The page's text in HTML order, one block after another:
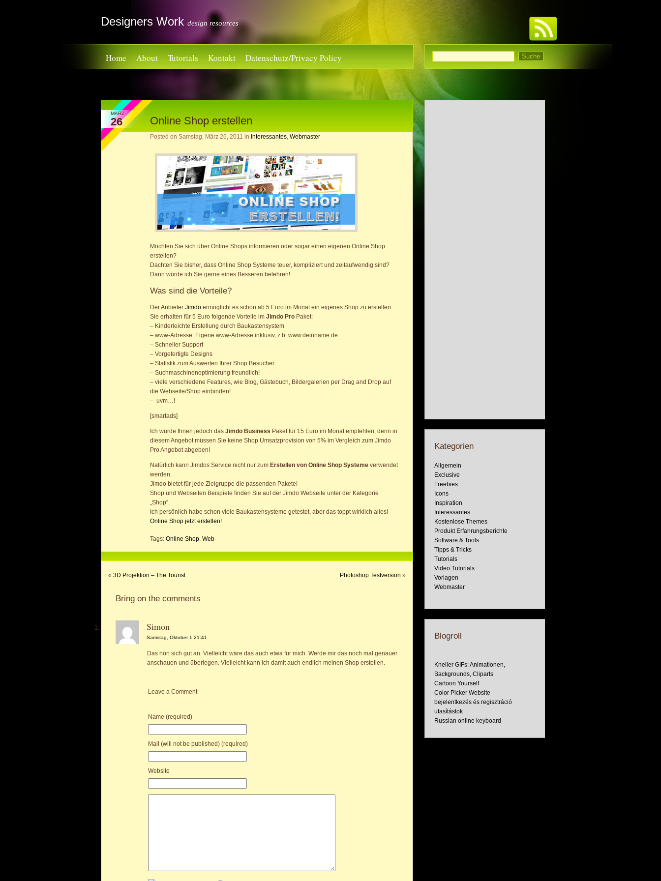
Designers Work design resources
Home About Tutorials Kontakt Datenschutz/Privacy Policy
MÄRZ
26 Online Shop erstellen
Posted on Samstag, März 26, 2011 in Interessantes, Webmaster
Möchten Sie sich über Online Shops informieren oder sogar einen eigenen Online Shop
erstellen?
Dachten Sie bisher, dass Online Shop Systeme teuer, kompliziert und zeitaufwendig sind?
Dann würde ich Sie gerne eines Besseren belehren!
Was sind die Vorteile?
Der Anbieter Jimdo ermöglicht es schon ab 5 Euro im Monat ein eigenes Shop zu erstellen.
Sie erhalten für 5 Euro folgende Vorteile im Jimdo Pro Paket:
– Kinderleichte Erstellung durch Baukastensystem
– www-Adresse. Eigene www-Adresse inklusiv, z.b. www.deinname.de
– Schneller Support
– Vorgefertigte Designs
– Statistik zum Auswerten Ihrer Shop Besucher
– Suchmaschinenoptimierung freundlich!
– viele verschiedene Features, wie Blog, Gästebuch, Bildergalerien per Drag and Drop auf
die Webseite/Shop einbinden!
– uvm…!
[smartads]
Ich würde Ihnen jedoch das Jimdo Business Paket für 15 Euro im Monat empfehlen, denn in
diesem Angebot müssen Sie keine Shop Umsatzprovision von 5% im Vergleich zum Jimdo
Pro Angebot abgeben!
Natürlich kann Jimdos Service nicht nur zum Erstellen von Online Shop Systeme verwendet
werden.
Jimdo bietet für jede Zielgruppe die passenden Pakete!
Shop und Webseiten Beispiele finden Sie auf der Jimdo Webseite unter der Kategorie
„Shop“.
Ich persönlich habe schon viele Baukastensysteme getestet, aber das toppt wirklich alles!
Online Shop jetzt erstellen!
Tags: Online Shop, Web
« 3D Projektion – The Tourist Photoshop Testversion »
Bring on the comments
Simon
Samstag, Oktober 1 21:41
Das hört sich gut an. Vielleicht wäre das auch etwa für mich. Werde mir das noch mal genauer
anschauen und überlegen. Vielleicht kann ich damit auch endlich meinen Shop erstellen.
Leave a Comment
Name (required)
Mail (will not be published) (required)
Website
Kategorien
Allgemein
Exclusive
Freebies
Icons
Inspiration
Interessantes
Kostenlose Themes
Produkt Erfahrungsberichte
Software & Tools
Tipps & Tricks
Tutorials
Video Tutorials
Vorlagen
Webmaster
Blogroll
Kneller GIFs: Animationen,
Backgrounds, Cliparts
Cartoon Yourself
Color Picker Website
bejelentkezés és regisztráció
utasítástok
Russian online keyboard